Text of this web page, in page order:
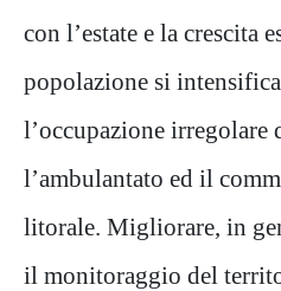
con l’estate e la crescita
popolazione si
l’occupazione
l’ambulantato ed il
litorale. Migliorare, in
il monitoraggio del